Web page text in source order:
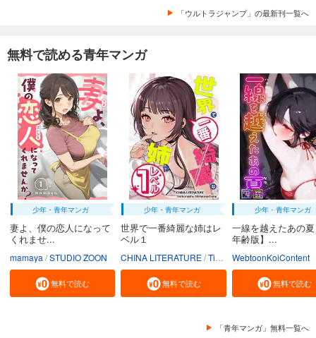
「ウルトラジャンプ」の最新刊一覧へ
無料で読める青年マンガ
少年・青年マンガ
妻よ、僕の恋人になって
くれませ...
mamaya STUDIO ZOON
無料で読む
少年・青年マンガ
世界で一番綺麗な姉はレ
ベル１
CHINA LITERATURE Tiankongshu Mangongchang
無料で読む
少年・青年マンガ
一線を越えたあの
年齢版】...
WebtoonKoiContent
無料で読む
「青年マンガ」無料一覧へ